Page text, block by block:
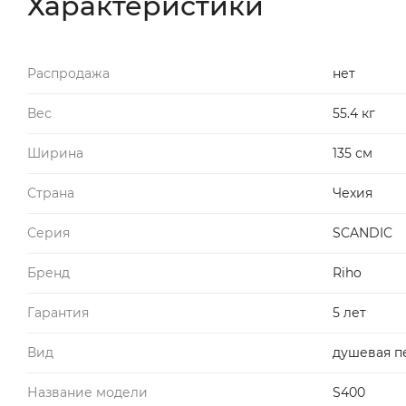
Распродажа нет
Вес 55.4 кг
Ширина 135 см
Страна Чехия
Серия SCANDIC
Бренд Riho
Гарантия 5 лет
Вид душевая
Название модели S400